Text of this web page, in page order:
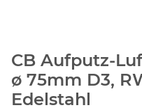
CB Aufputz-
ø 75mm D3,
Edelstahl